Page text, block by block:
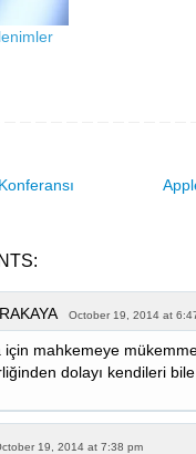
October 19, 2014 at
için mahkemeye
dolayı kendileri bile
19, 2014 at 7:38 pm